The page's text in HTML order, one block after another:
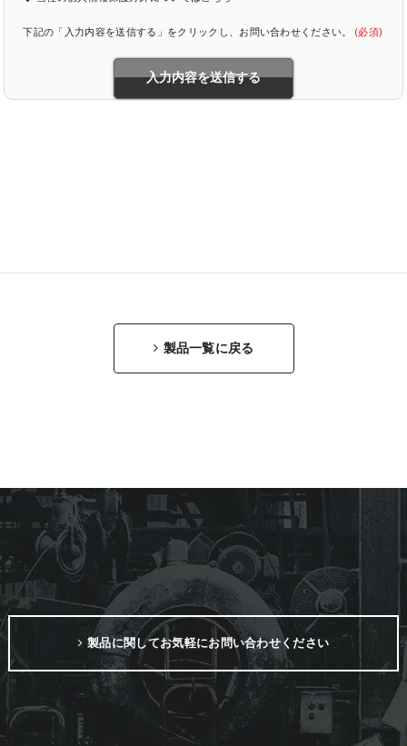
下記の「入力内容を送信する」をクリックし、お問い合わせください。(必須)
製品一覧に戻る
製品に関してお気軽にお問い合わせください